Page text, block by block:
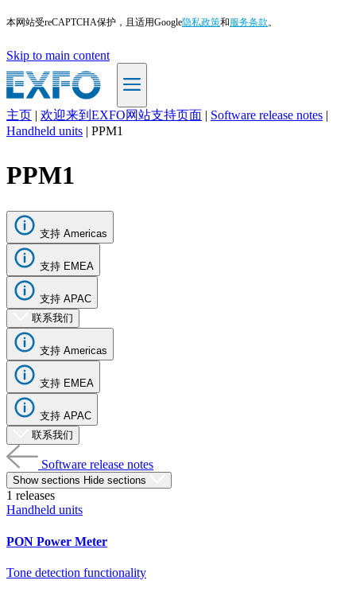
本网站受reCAPTCHA保护，且适用Google隐私政策和服务条款。
Skip to main content
ZH
品
决
方
案
支
持
服
务
如
何
购
买
资
源
联
RegisterLogin
主页 | 欢迎来到EXFO网站支持页面 | Software release notes |
Handheld units | PPM1
PPM1
支持 Americas
支持 EMEA
支持 APAC
联系我们
支持 Americas
支持 EMEA
支持 APAC
联系我们
Software release notes
Show sections Hide sections
EX1
1 releases
Handheld units
PON Power Meter
Tone detection functionality